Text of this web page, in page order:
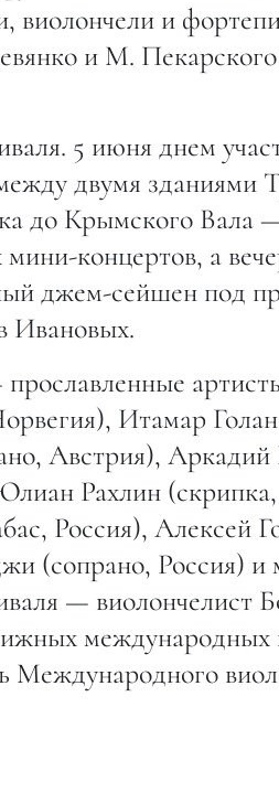
виолончели и
и М.
5 июня днем
двумя зданиями
до Крымского Вала
концертов, а
джем-сейшен под
Ивановых.
Итамар
Австрия),
Рахлин
Россия), Алексей
(сопрано, Россия) и
— виолончелист
международных
Международного